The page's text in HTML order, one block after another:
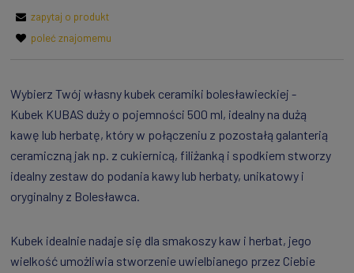
zapytaj o produkt
poleć znajomemu
Wybierz Twój własny kubek ceramiki bolesławieckiej -
Kubek KUBAS duży o pojemności 500 ml, idealny na dużą
kawę lub herbatę, który w połączeniu z pozostałą galanterią
ceramiczną jak np. z cukiernicą, filiżanką i spodkiem stworzy
idealny zestaw do podania kawy lub herbaty, unikatowy i
oryginalny z Bolesławca.
Kubek idealnie nadaje się dla smakoszy kaw i herbat, jego
wielkość umożliwia stworzenie uwielbianego przez Ciebie